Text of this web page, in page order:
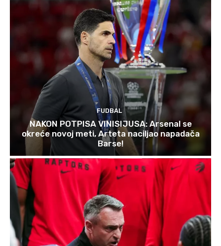
FUDBAL
NAKON POTPISA VINISIJUSA: Arsenal se
okreće novoj meti, Arteta naciljao napadača
Barse!